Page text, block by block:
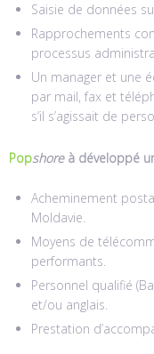
Saisie de données
Rapprochements
processus
Un manager et une
par mail, fax et
s’il s’agissait de
Popshoreà développé
Acheminement
Moldavie.
Moyens de
performants.
Personnel qualifié
et/ou anglais.
Prestation